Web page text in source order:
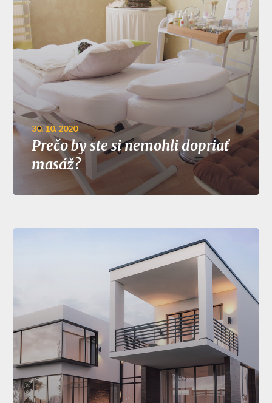
30. 10. 2020
Prečo by ste si nemohli dopriať
masáž?